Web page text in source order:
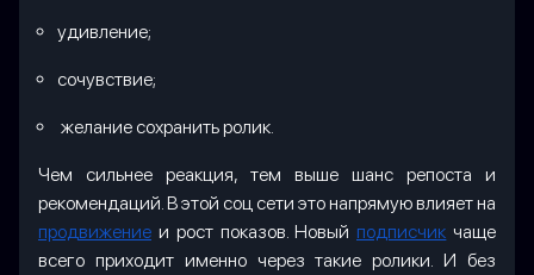
удивление;
сочувствие;
желание сохранить ролик.
Чем сильнее реакция, тем выше шанс репоста и
рекомендаций. В этой соц сети это напрямую влияет на
продвижение и рост показов. Новый подписчик чаще
всего приходит именно через такие ролики. И без